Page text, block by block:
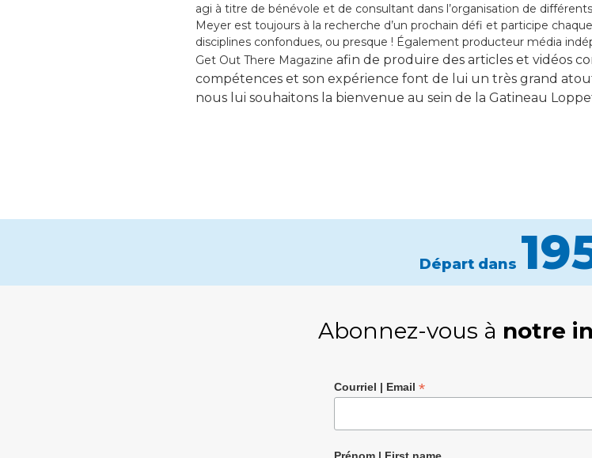
agi à titre de bénévole et de consultant dans l’organisation de
Meyer est toujours à la recherche d’un prochain défi et participe
disciplines confondues, ou presque ! Également producteur média
Get Out There Magazine afin de produire des articles et vidéos
compétences et son expérience font de lui un très grand
nous lui souhaitons la bienvenue au sein de la Gatineau
Départ dans
Abonnez-vous à notre
Courriel | Email *